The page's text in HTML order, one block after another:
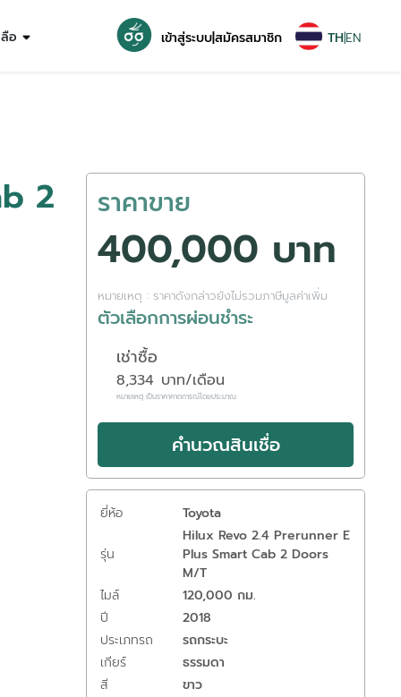
อ เข้าสู่ระบบ|สมัครสมาชิก TH|EN
2 ราคาขาย
400,000 บาท
หมายเหตุ : ราคาดังกล่าวยังไม่รวมภาษีมูลค่าเพิ่ม
ตัวเลือกการผ่อนชำระ
เช่าซื้อ
8,334 บาท/เดือน
หมายเหตุ เป็นราคาคาดการณ์โดยประมาณ
คำนวณสินเชื่อ
ยี่ห้อ Toyota
รุ่น
Hilux Revo 2.4 Prerunner E
Plus Smart Cab 2 Doors
M/T
ไมล์
120,000 กม.
ปี
2018
ประเภทรถ
รถกระบะ
เกียร์
ธรรมดา
สี
ขาว